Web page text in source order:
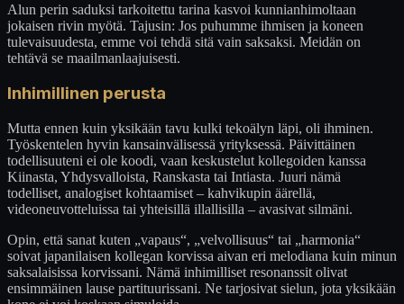
Alun perin saduksi tarkoitettu tarina kasvoi kunnianhimoltaan
jokaisen rivin myötä. Tajusin: Jos puhumme ihmisen ja koneen
tulevaisuudesta, emme voi tehdä sitä vain saksaksi. Meidän on
tehtävä se maailmanlaajuisesti.
Inhimillinen perusta
Mutta ennen kuin yksikään tavu kulki tekoälyn läpi, oli ihminen.
Työskentelen hyvin kansainvälisessä yrityksessä. Päivittäinen
todellisuuteni ei ole koodi, vaan keskustelut kollegoiden kanssa
Kiinasta, Yhdysvalloista, Ranskasta tai Intiasta. Juuri nämä
todelliset, analogiset kohtaamiset – kahvikupin äärellä,
videoneuvotteluissa tai yhteisillä illallisilla – avasivat silmäni.
Opin, että sanat kuten „vapaus“, „velvollisuus“ tai „harmonia“
soivat japanilaisen kollegan korvissa aivan eri melodiana kuin minun
saksalaisissa korvissani. Nämä inhimilliset resonanssit olivat
ensimmäinen lause partituurissani. Ne tarjosivat sielun, jota yksikään